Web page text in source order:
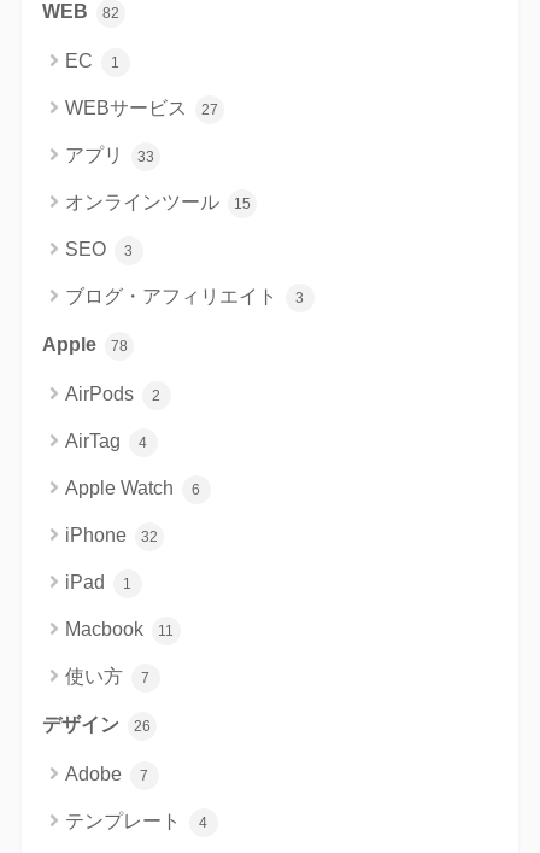
WEB 82
EC 1
WEBサービス 27
アプリ 33
オンラインツール 15
SEO 3
ブログ・アフィリエイト 3
Apple 78
AirPods 2
AirTag 4
Apple Watch 6
iPhone 32
iPad 1
Macbook 11
使い方 7
デザイン 26
Adobe 7
テンプレート 4